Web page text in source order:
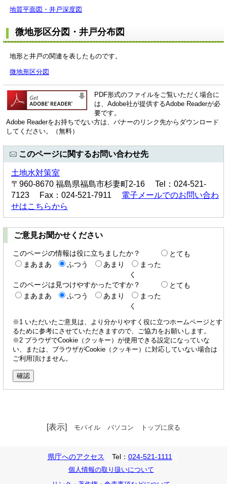
地質平面図・井戸深度図
微地形区分図・井戸分布図
地形と井戸の関連を表したものです。
微地形区分図
PDF形式のファイルをご覧いただく場合に
は、Adobe社が提供するAdobe Readerが必
要です。
Adobe Readerをお持ちでない方は、バナーのリンク先からダウンロード
してください。（無料）
このページに関するお問い合わせ先
土地水対策室
〒960-8670 福島県福島市杉妻町2-16 Tel：024-521-
7123 Fax：024-521-7911 電子メールでのお問い合わ
せはこちらから
ご意見お聞かせください
このページの情報は役に立ちましたか？
とても
まあまあ
ふつう あまり
まった
く
このページは見つけやすかったですか？
とても
まあまあ
ふつう あまり
まった
く
※1 いただいたご意見は、より分かりやすく役に立つホームページとす
るために参考にさせていただきますので、ご協力をお願いします。
※2 ブラウザでCookie（クッキー）が使用できる設定になっていな
い、または、ブラウザがCookie（クッキー）に対応していない場合は
ご利用頂けません。
[表示] モバイル パソコン トップに戻る
県庁へのアクセス Tel： 024-521-1111
個人情報の取り扱いについて